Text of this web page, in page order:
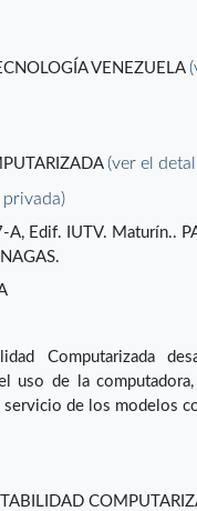
VENEZUELA
(ver el
Edif. IUTV. Maturín..
Computarizada
uso de la
de los modelos